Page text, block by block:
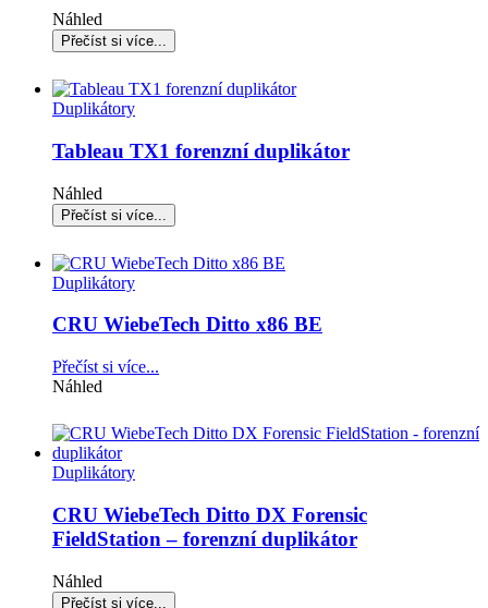
Náhled
Duplikátory
Tableau TX1 forenzní duplikátor
Náhled
Duplikátory
CRU WiebeTech Ditto x86 BE
Přečíst si více...
Náhled
Duplikátory
CRU WiebeTech Ditto DX Forensic
FieldStation – forenzní duplikátor
Náhled